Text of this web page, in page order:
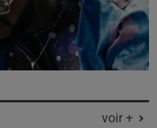
voir +